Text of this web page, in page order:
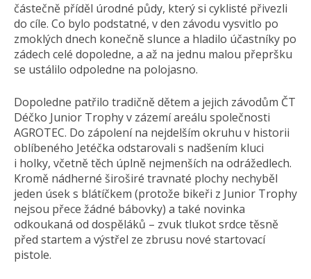
částečně příděl úrodné půdy, který si cyklisté přivezli
do cíle. Co bylo podstatné, v den závodu vysvitlo po
zmoklých dnech konečně slunce a hladilo účastníky po
zádech celé dopoledne, a až na jednu malou přepršku
se ustálilo odpoledne na polojasno.
Dopoledne patřilo tradičně dětem a jejich závodům ČT
Déčko Junior Trophy v zázemí areálu společnosti
AGROTEC. Do zápolení na nejdelším okruhu v historii
oblíbeného Jetéčka odstarovali s nadšením kluci
i holky, včetně těch úplně nejmenších na odrážedlech.
Kromě nádherné široširé travnaté plochy nechyběl
jeden úsek s blátíčkem (protože bikeři z Junior Trophy
nejsou přece žádné bábovky) a také novinka
odkoukaná od dospěláků – zvuk tlukot srdce těsně
před startem a výstřel ze zbrusu nové startovací
pistole.